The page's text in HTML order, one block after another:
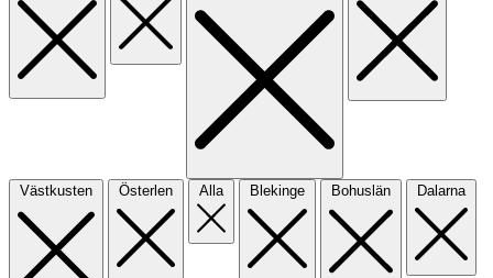
Västkusten Österlen Alla Blekinge Bohuslän Dalarna